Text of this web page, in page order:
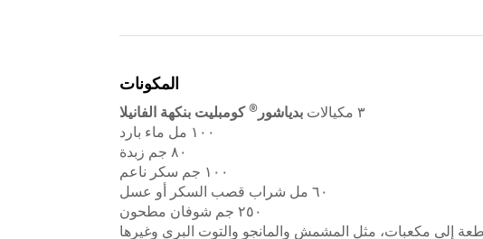
المكونات
٣ مكيالات بدياشور ®كومبليت بنكهة الفانيلا
١٠٠ مل ماء بارد
٨٠ جم زبدة
١٠٠ جم سكر ناعم
٦٠ مل شراب قصب السكر أو عسل
٢٥٠ جم شوفان مطحون